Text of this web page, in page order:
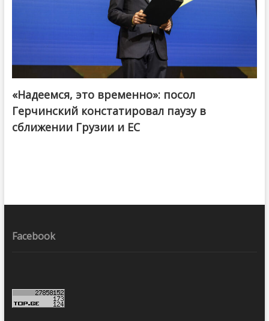
«Надеемся, это временно»: посол
Герчинский констатировал паузу в
сближении Грузии и ЕС
Facebook